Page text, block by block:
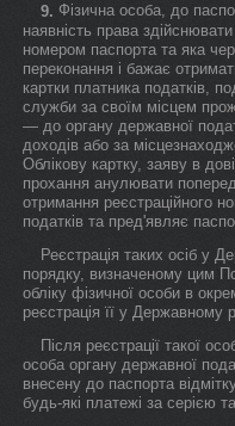
9. Фізична особа, до
наявність права
номером паспорта та яка
переконання і бажає
картки платника податків,
служби за своїм місцем
— до органу державної
доходів або за
Облікову картку, заяву в
прохання анулювати
отримання реєстраційного
податків та пред'являє
Реєстрація таких осіб у
порядку, визначеному цим
обліку фізичної особи в
реєстрація її у Державному
Після реєстрації такої
особа органу державної
внесену до паспорта
будь-які платежі за серією